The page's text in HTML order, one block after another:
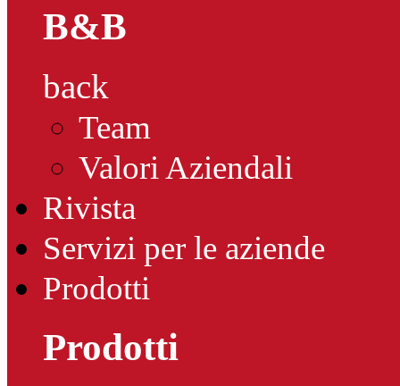
B&B
back
Team
Valori Aziendali
Rivista
Servizi per le aziende
Prodotti
Prodotti